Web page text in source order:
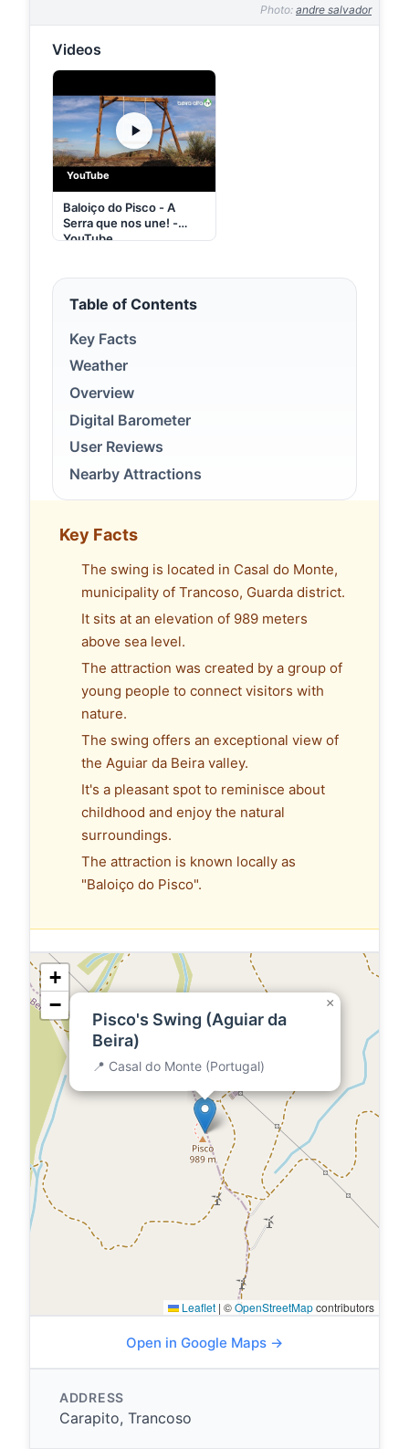
Photo: andre salvador
Videos
YouTube
Baloiço do Pisco - A
Serra que nos une! -
YouTube
Table of Contents
Key Facts
Weather
Overview
Digital Barometer
User Reviews
Nearby Attractions
Key Facts
The swing is located in Casal do Monte,
municipality of Trancoso, Guarda district.
It sits at an elevation of 989 meters
above sea level.
The attraction was created by a group of
young people to connect visitors with
nature.
The swing offers an exceptional view of
the Aguiar da Beira valley.
It's a pleasant spot to reminisce about
childhood and enjoy the natural
surroundings.
The attraction is known locally as
"Baloiço do Pisco".
Pisco's Swing (Aguiar da
Beira)
📍 Casal do Monte (Portugal)
×
+
−
Leaflet | ©OpenStreetMapcontributors
Open in Google Maps →
ADDRESS
Carapito, Trancoso